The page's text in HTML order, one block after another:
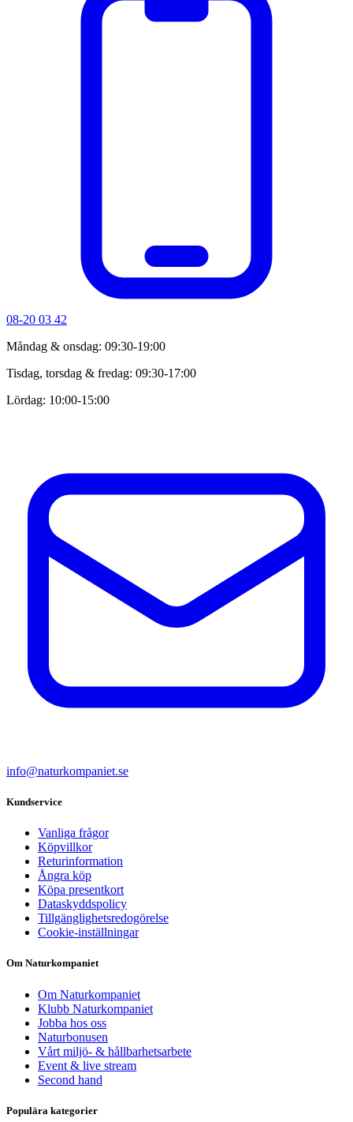
08-20 03 42
Måndag & onsdag: 09:30-19:00
Tisdag, torsdag & fredag: 09:30-17:00
Lördag: 10:00-15:00
info@naturkompaniet.se
Kundservice
Vanliga frågor
Köpvillkor
Returinformation
Ångra köp
Köpa presentkort
Dataskyddspolicy
Tillgänglighetsredogörelse
Cookie-inställningar
Om Naturkompaniet
Om Naturkompaniet
Klubb Naturkompaniet
Jobba hos oss
Naturbonusen
Vårt miljö- & hållbarhetsarbete
Event & live stream
Second hand
Populära kategorier